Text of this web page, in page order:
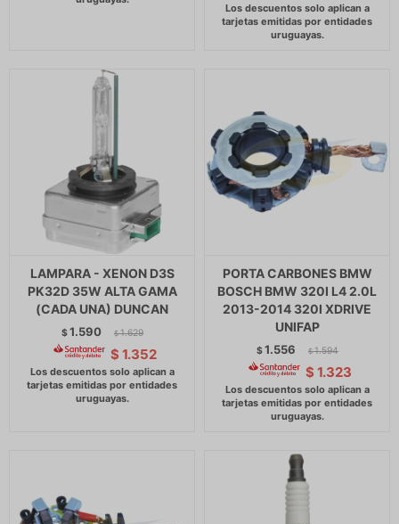
LAMPARA - XENON D3S
PK32D 35W ALTA GAMA
(CADA UNA) DUNCAN
$1.590 $ 1.629
$ 1.352
PORTA CARBONES BMW
BOSCH BMW 320I L4 2.0L
2013-2014 320I XDRIVE
UNIFAP
$1.556 $ 1.594
$ 1.323